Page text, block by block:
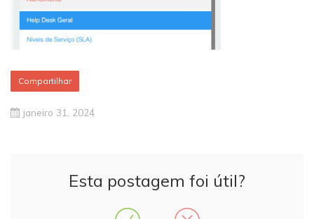
Compartilhar
janeiro 31, 2024
Esta postagem foi útil?